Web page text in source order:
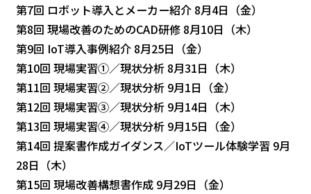
第7回 ロボット導入とメーカー紹介 8月4日（金）
第8回 現場改善のためのCAD研修 8月10日（木）
第9回 IoT導入事例紹介 8月25日（金）
第10回 現場実習①／現状分析 8月31日（木）
第11回 現場実習②／現状分析 9月1日（金）
第12回 現場実習③／現状分析 9月14日（木）
第13回 現場実習④／現状分析 9月15日（金）
第14回 提案書作成ガイダンス／IoTツール体験学習 9月
28日（木）
第15回 現場改善構想書作成 9月29日（金）